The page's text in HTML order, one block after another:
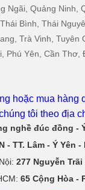
Ngãi, Quảng Ninh,
Bình, Thái
Trà Vinh, Tuyên
Phú Yên, Cần Thơ,
hoặc mua hàng
tôi theo địa
nghề đúc đồng -
- TT. Lâm - Ý Yên
277 Nguyễn
65 Cộng Hòa -